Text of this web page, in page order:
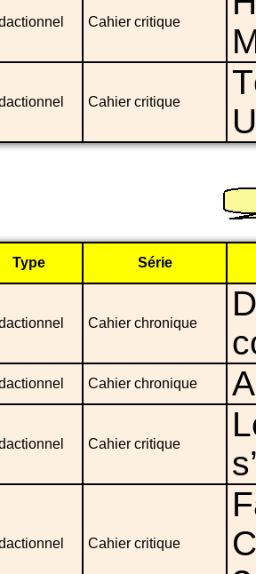
Cahier critique
Cahier critique
Type Série
Cahier chronique
Cahier chronique
Cahier critique
Cahier critique